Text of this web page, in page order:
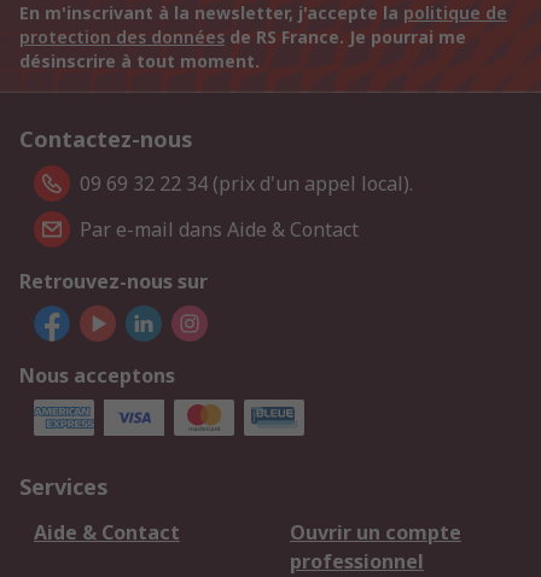
En m'inscrivant à la newsletter, j'accepte la politique de
protection des données de RS France. Je pourrai me
désinscrire à tout moment.
Contactez-nous
09 69 32 22 34 (prix d'un appel local).
Par e-mail dans Aide & Contact
Retrouvez-nous sur
Nous acceptons
Services
Aide & Contact
Ouvrir un compte
professionnel